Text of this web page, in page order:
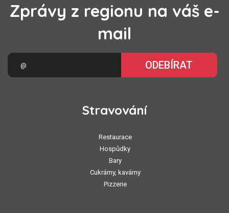
Zprávy z regionu na váš e-
mail
ODEBÍRAT
Stravování
Restaurace
Hospůdky
Bary
Cukrárny, kavárny
Pizzerie